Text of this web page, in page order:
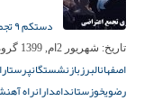
دستکم ۹ تجمع اعتراضی برگزار شد
تاریخ: شهریور 2ام, 1399
اصفهانالبرزبازنشستگان
رضویخوزستاندامدارانراه آهن